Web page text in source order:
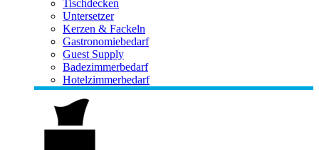
Tischdecken
Untersetzer
Kerzen & Fackeln
Gastronomiebedarf
Guest Supply
Badezimmerbedarf
Hotelzimmerbedarf